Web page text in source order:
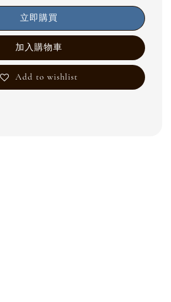
立即購買
加入購物車
Add to wishlist